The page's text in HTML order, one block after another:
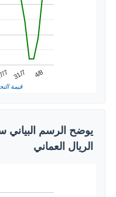
7 31/7 4/8
قيمة
يوضح الرسم البياني
الريال العماني